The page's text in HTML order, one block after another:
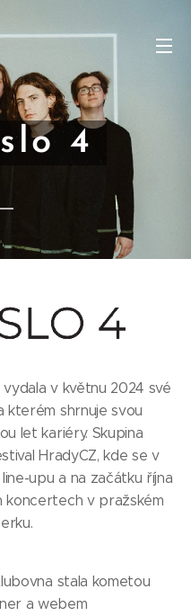
4
v květnu 2024 své
kterém shrnuje svou
let kariéry. Skupina
HradyCZ, kde se v
upu a na začátku října
koncertech v pražském
stala kometou
a webem